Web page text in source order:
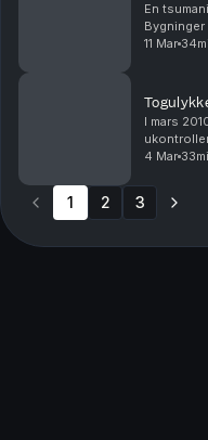
En
skyller inn
11 Mar
I mars
Toget
4 Mar
1 2 3